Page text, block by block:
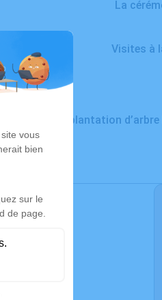
La
Visites à
Un service de plantation